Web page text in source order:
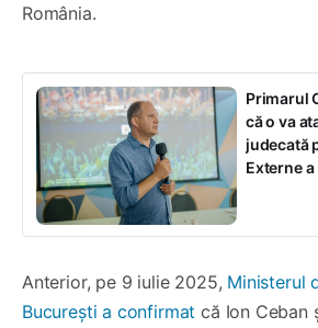
România.
Primarul
că o va
judecată
Externe
Anterior, pe 9 iulie 2025, Ministerul
București a confirmat că Ion Ceban